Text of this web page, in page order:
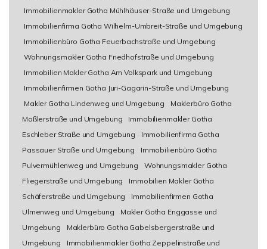
Immobilienmakler Gotha Mühlhäuser-Straße und Umgebung
Immobilienfirma Gotha Wilhelm-Umbreit-Straße und Umgebung
Immobilienbüro Gotha Feuerbachstraße und Umgebung
Wohnungsmakler Gotha Friedhofstraße und Umgebung
Immobilien Makler Gotha Am Volkspark und Umgebung
Immobilienfirmen Gotha Juri-Gagarin-Straße und Umgebung
Makler Gotha Lindenweg und Umgebung
Maklerbüro Gotha
Moßlerstraße und Umgebung
Immobilienmakler Gotha
Eschleber Straße und Umgebung
Immobilienfirma Gotha
Passauer Straße und Umgebung
Immobilienbüro Gotha
Pulvermühlenweg und Umgebung
Wohnungsmakler Gotha
Fliegerstraße und Umgebung
Immobilien Makler Gotha
Schäferstraße und Umgebung
Immobilienfirmen Gotha
Ulmenweg und Umgebung
Makler Gotha Enggasse und
Umgebung
Maklerbüro Gotha Gabelsbergerstraße und
Umgebung
Immobilienmakler Gotha Zeppelinstraße und